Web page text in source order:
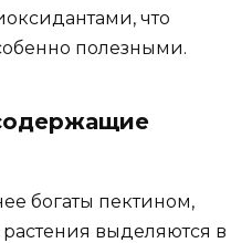
что
полезными.
богаты пектином,
выделяются в